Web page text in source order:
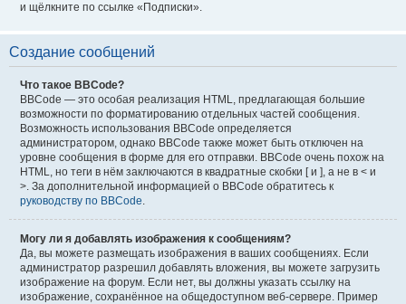
и щёлкните по ссылке «Подписки».
Создание сообщений
Что такое BBCode?
BBCode — это особая реализация HTML, предлагающая большие
возможности по форматированию отдельных частей сообщения.
Возможность использования BBCode определяется
администратором, однако BBCode также может быть отключен на
уровне сообщения в форме для его отправки. BBCode очень похож на
HTML, но теги в нём заключаются в квадратные скобки [ и ], а не в < и
>. За дополнительной информацией о BBCode обратитесь к
руководству по BBCode.
Могу ли я добавлять изображения к сообщениям?
Да, вы можете размещать изображения в ваших сообщениях. Если
администратор разрешил добавлять вложения, вы можете загрузить
изображение на форум. Если нет, вы должны указать ссылку на
изображение, сохранённое на общедоступном веб-сервере. Пример